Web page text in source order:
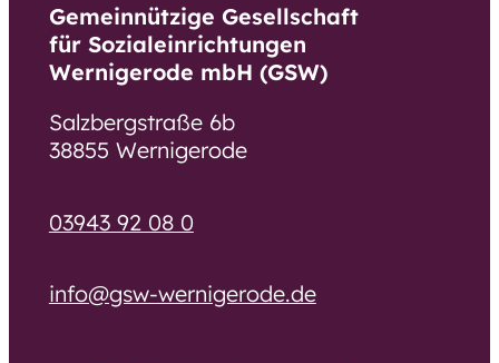
Bekanntmachungen
Arbeiten bei der GSW
Arbeiten bei der GSW
Was uns ausmacht
Bewerbung
Ausbildung und Umschulung
Gemeinnützige Gesellschaft
für Sozialeinrichtungen
Wernigerode mbH (GSW)
Salzbergstraße 6b
38855 Wernigerode
03943 92 08 0
info@gsw-wernigerode.de